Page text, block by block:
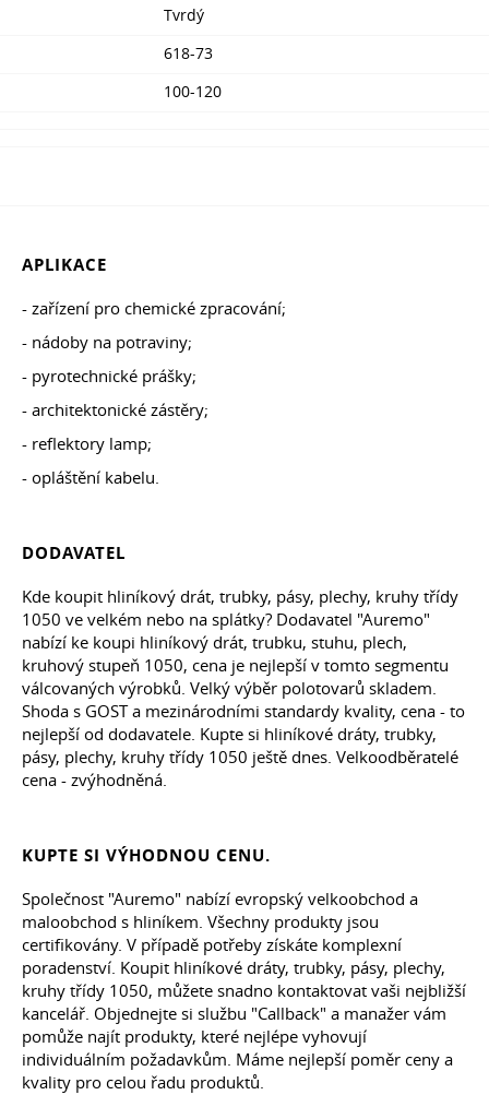
Tvrdý
618-73
100-120
APLIKACE
- zařízení pro chemické zpracování;
- nádoby na potraviny;
- pyrotechnické prášky;
- architektonické zástěry;
- reflektory lamp;
- opláštění kabelu.
DODAVATEL
Kde koupit hliníkový drát, trubky, pásy, plechy, kruhy třídy
1050 ve velkém nebo na splátky? Dodavatel "Auremo"
nabízí ke koupi hliníkový drát, trubku, stuhu, plech,
kruhový stupeň 1050, cena je nejlepší v tomto segmentu
válcovaných výrobků. Velký výběr polotovarů skladem.
Shoda s GOST a mezinárodními standardy kvality, cena - to
nejlepší od dodavatele. Kupte si hliníkové dráty, trubky,
pásy, plechy, kruhy třídy 1050 ještě dnes. Velkoodběratelé
cena - zvýhodněná.
KUPTE SI VÝHODNOU CENU.
Společnost "Auremo" nabízí evropský velkoobchod a
maloobchod s hliníkem. Všechny produkty jsou
certifikovány. V případě potřeby získáte komplexní
poradenství. Koupit hliníkové dráty, trubky, pásy, plechy,
kruhy třídy 1050, můžete snadno kontaktovat vaši nejbližší
kancelář. Objednejte si službu "Callback" a manažer vám
pomůže najít produkty, které nejlépe vyhovují
individuálním požadavkům. Máme nejlepší poměr ceny a
kvality pro celou řadu produktů.